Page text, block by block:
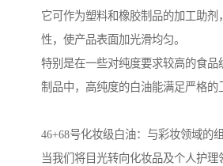
它可作为塑料和橡胶制品的加工助剂
性，使产品表面加光滑均匀。
特别是在一些对纯度要求较高的食品
制品中，高纯度的白油能满足严格的
46+68号化妆级白油：与彩妆领域的
当我们将目光转向化妆品及个人护理